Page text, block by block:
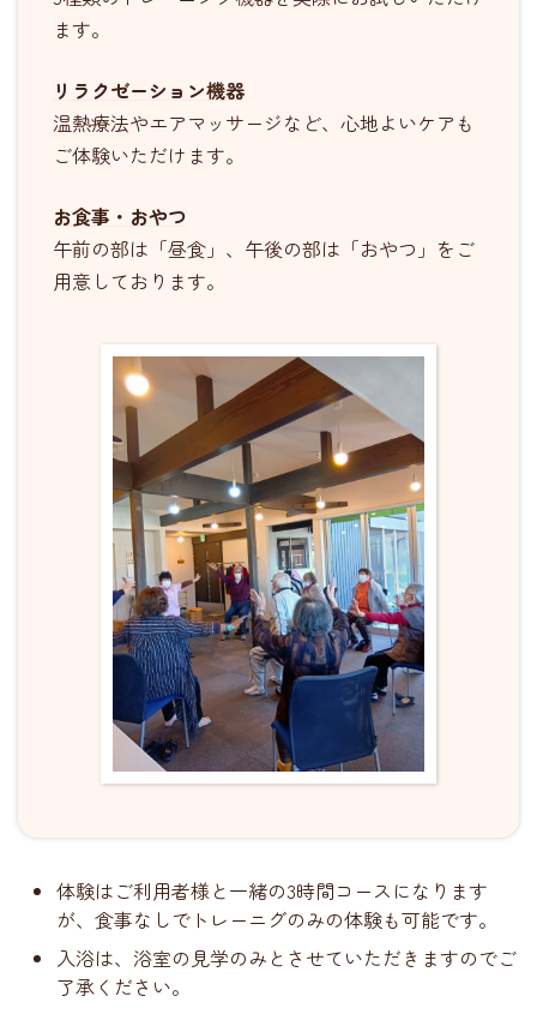
ます。
リラクゼーション機器
温熱療法やエアマッサージなど、心地よいケアも
ご体験いただけます。
お食事・おやつ
午前の部は「昼食」、午後の部は「おやつ」をご
用意しております。
体験はご利用者様と一緒の3時間コースになります
が、食事なしでトレーニグのみの体験も可能です。
入浴は、浴室の見学のみとさせていただきますのでご
了承ください。